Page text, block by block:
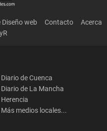
Diseño web Contacto
Acerca
Diario de Cuenca
Diario de La Mancha
Herencia
Más medios locales...